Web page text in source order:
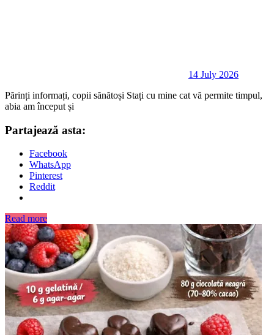
14 July 2026
Părinți informați, copii sănătoși Stați cu mine cat vă permite timpul,
abia am început și
Partajează asta:
Facebook
WhatsApp
Pinterest
Reddit
Read more